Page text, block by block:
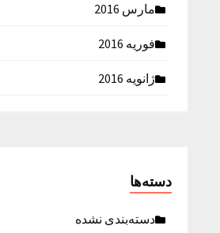
مارس 2016
فوریه 2016
ژانویه 2016
دسته‌ها
دسته‌بندی نشده